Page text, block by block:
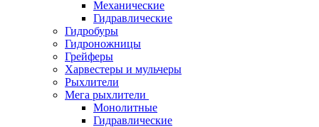
Механические
Гидравлические
Гидробуры
Гидроножницы
Грейферы
Харвестеры и мульчеры
Рыхлители
Мега рыхлители
Монолитные
Гидравлические